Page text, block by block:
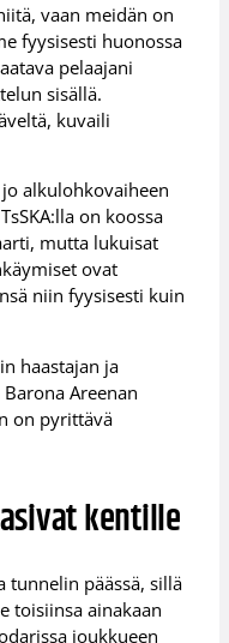
vaan meidän on
fyysisesti huonossa
pelaajani
sisällä.
kuvaili
alkulohkovaiheen
on koossa
mutta lukuisat
ovat
niin fyysisesti kuin
haastajan ja
Areenan
on pyrittävä
kentille
tunnelin päässä, sillä
toisiinsa ainakaan
joukkueen